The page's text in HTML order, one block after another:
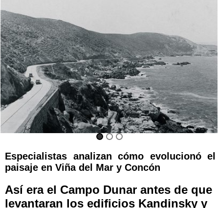
Especialistas analizan cómo evolucionó el
paisaje en Viña del Mar y Concón
Así era el Campo Dunar antes de que
levantaran los edificios Kandinsky y